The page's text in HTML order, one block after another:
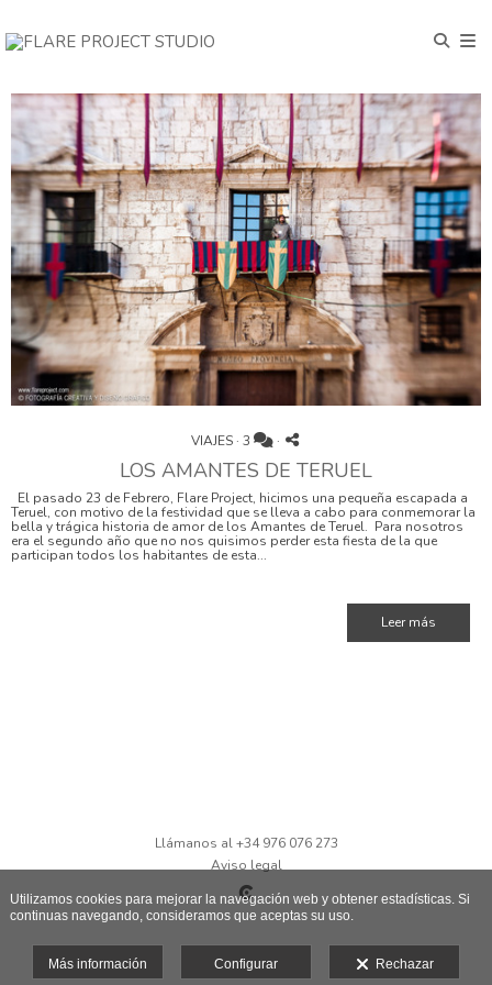
VIAJES · 3 ·
LOS AMANTES DE TERUEL
El pasado 23 de Febrero, Flare Project, hicimos una pequeña escapada a
Teruel, con motivo de la festividad que se lleva a cabo para conmemorar la
bella y trágica historia de amor de los Amantes de Teruel. Para nosotros
era el segundo año que no nos quisimos perder esta fiesta de la que
participan todos los habitantes de esta...
Leer más
Llámanos al +34 976 076 273
Aviso legal
Utilizamos cookies para mejorar la navegación web y obtener estadísticas. Si
continuas navegando, consideramos que aceptas su uso.
Más información Configurar Rechazar